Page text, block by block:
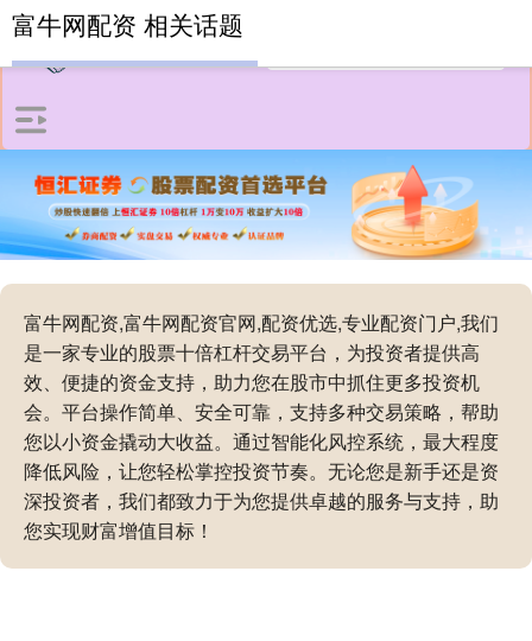
富牛网配资,富牛网配资官网,配资优选,专业配资门户,我们
是一家专业的股票十倍杠杆交易平台，为投资者提供高
效、便捷的资金支持，助力您在股市中抓住更多投资机
会。平台操作简单、安全可靠，支持多种交易策略，帮助
您以小资金撬动大收益。通过智能化风控系统，最大程度
降低风险，让您轻松掌控投资节奏。无论您是新手还是资
深投资者，我们都致力于为您提供卓越的服务与支持，助
您实现财富增值目标！
富牛网配资 相关话题